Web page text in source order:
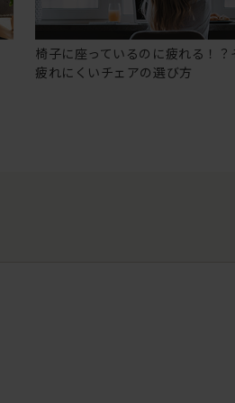
椅子に座っているのに疲れる！？
疲れにくいチェアの選び方